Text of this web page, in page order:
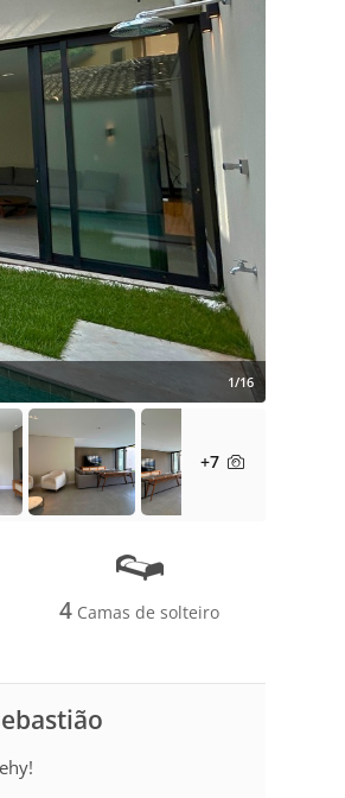
1/16
+7
4 Camas de solteiro